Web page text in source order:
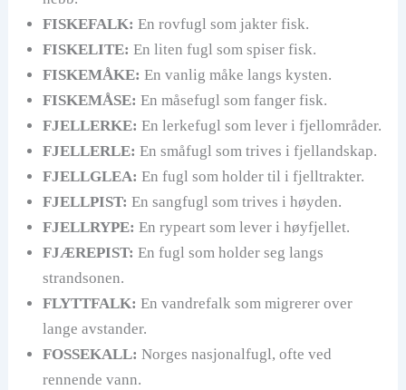
FISKEFALK: En rovfugl som jakter fisk.
FISKELITE: En liten fugl som spiser fisk.
FISKEMÅKE: En vanlig måke langs kysten.
FISKEMÅSE: En måsefugl som fanger fisk.
FJELLERKE: En lerkefugl som lever i fjellområder.
FJELLERLE: En småfugl som trives i fjellandskap.
FJELLGLEA: En fugl som holder til i fjelltrakter.
FJELLPIST: En sangfugl som trives i høyden.
FJELLRYPE: En rypeart som lever i høyfjellet.
FJÆREPIST: En fugl som holder seg langs
strandsonen.
FLYTTFALK: En vandrefalk som migrerer over
lange avstander.
FOSSEKALL: Norges nasjonalfugl, ofte ved
rennende vann.